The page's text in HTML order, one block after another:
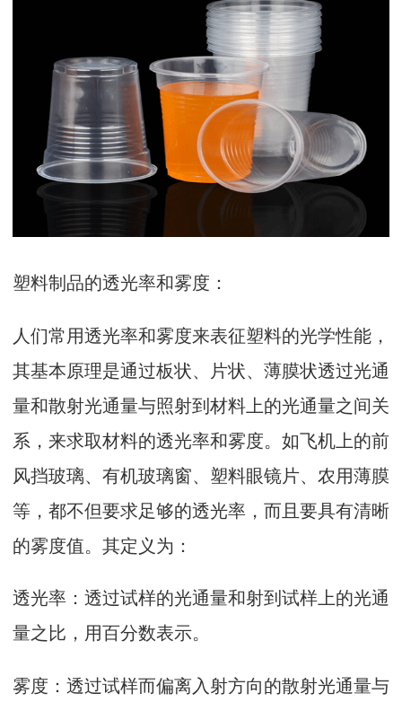
塑料制品的透光率和雾度：
人们常用透光率和雾度来表征塑料的光学性能，
其基本原理是通过板状、片状、薄膜状透过光通
量和散射光通量与照射到材料上的光通量之间关
系，来求取材料的透光率和雾度。如飞机上的前
风挡玻璃、有机玻璃窗、塑料眼镜片、农用薄膜
等，都不但要求足够的透光率，而且要具有清晰
的雾度值。其定义为：
透光率：透过试样的光通量和射到试样上的光通
量之比，用百分数表示。
雾度：透过试样而偏离入射方向的散射光通量与